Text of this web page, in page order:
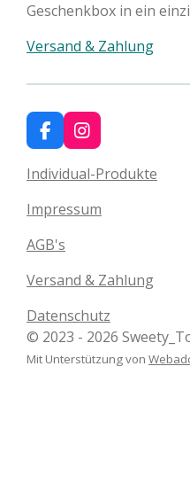
Geschenkbox in ein
Versand & Zahlung
F
a
c
e
b
o
o
k
I
n
s
t
a
g
m
Individual-Produkte
Impressum
AGB's
Versand & Zahlung
Datenschutz
© 2023 - 2026
Mit Unterstützung von